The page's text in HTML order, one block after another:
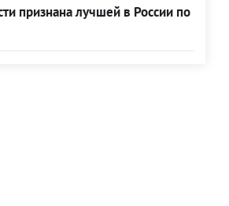
признана лучшей в России по